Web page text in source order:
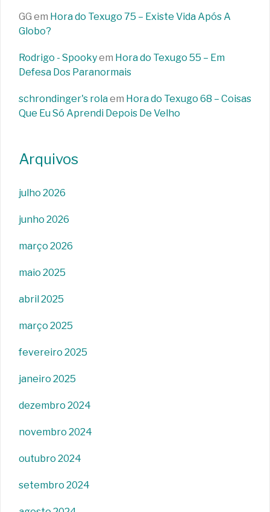
GG em Hora do Texugo 75 – Existe Vida Após A
Globo?
Rodrigo - Spookyem Hora do Texugo 55 – Em
Defesa Dos Paranormais
schrondinger's rolaem Hora do Texugo 68 – Coisas
Que Eu Só Aprendi Depois De Velho
Arquivos
julho 2026
junho 2026
março 2026
maio 2025
abril 2025
março 2025
fevereiro 2025
janeiro 2025
dezembro 2024
novembro 2024
outubro 2024
setembro 2024